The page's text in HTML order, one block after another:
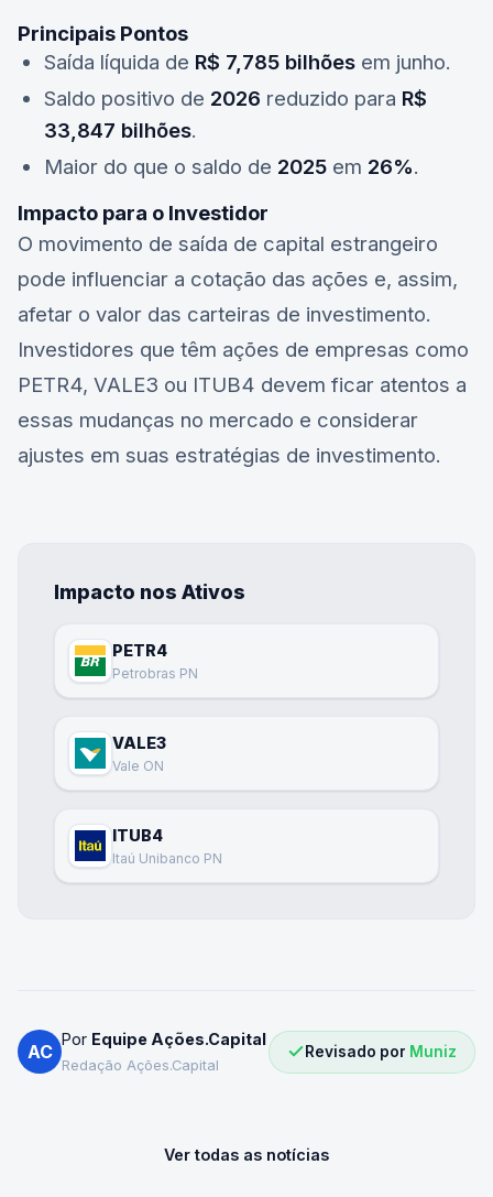
Principais Pontos
Saída líquida de R$ 7,785 bilhões em junho.
Saldo positivo de 2026 reduzido para R$
33,847 bilhões.
Maior do que o saldo de 2025 em 26%.
Impacto para o Investidor
O movimento de saída de capital estrangeiro
pode influenciar a cotação das ações e, assim,
afetar o valor das carteiras de investimento.
Investidores que têm ações de empresas como
PETR4, VALE3 ou ITUB4 devem ficar atentos a
essas mudanças no mercado e considerar
ajustes em suas estratégias de investimento.
Impacto nos Ativos
PETR4
Petrobras PN
VALE3
Vale ON
ITUB4
Itaú Unibanco PN
AC
Por Equipe Ações.Capital
Redação Ações.Capital
Revisado por Muniz
Ver todas as notícias